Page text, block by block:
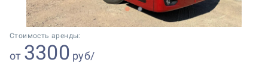
1 2
Стоимость аренды:
от 3300 руб/